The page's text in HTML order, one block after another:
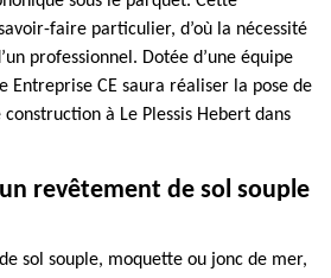
faire particulier, d’où la nécessité
professionnel. Dotée d’une équipe
Entreprise CE saura réaliser la pose de
à Le Plessis Hebert dans
revêtement de sol souple
sol souple, moquette ou jonc de mer,